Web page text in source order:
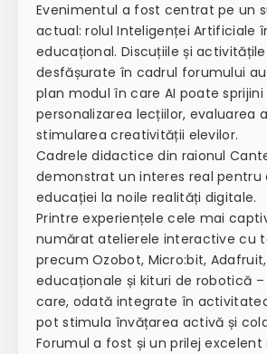
Evenimentul a fost centrat pe un
actual: rolul Inteligenței Artificiale
educațional. Discuțiile și
desfășurate în cadrul forumului
plan modul în care AI poate
personalizarea lecțiilor, evaluarea
stimularea creativității elevilor.
Cadrele didactice din raionul
demonstrat un interes real pentru
educației la noile realități digitale.
Printre experiențele cele mai
numărat atelierele interactive cu
precum Ozobot, Micro:bit,
educaționale și kituri de robotică
care, odată integrate în
pot stimula învățarea activă și
Forumul a fost și un prilej